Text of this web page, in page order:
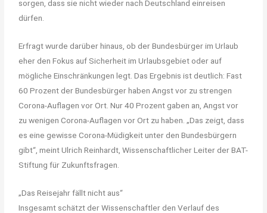
sorgen, dass sie nicht wieder nach Deutschland einreisen
dürfen.
Erfragt wurde darüber hinaus, ob der Bundesbürger im Urlaub
eher den Fokus auf Sicherheit im Urlaubsgebiet oder auf
mögliche Einschränkungen legt. Das Ergebnis ist deutlich: Fast
60 Prozent der Bundesbürger haben Angst vor zu strengen
Corona-Auflagen vor Ort. Nur 40 Prozent gaben an, Angst vor
zu wenigen Corona-Auflagen vor Ort zu haben. „Das zeigt, dass
es eine gewisse Corona-Müdigkeit unter den Bundesbürgern
gibt“, meint Ulrich Reinhardt, Wissenschaftlicher Leiter der BAT-
Stiftung für Zukunftsfragen.
„Das Reisejahr fällt nicht aus“
Insgesamt schätzt der Wissenschaftler den Verlauf des